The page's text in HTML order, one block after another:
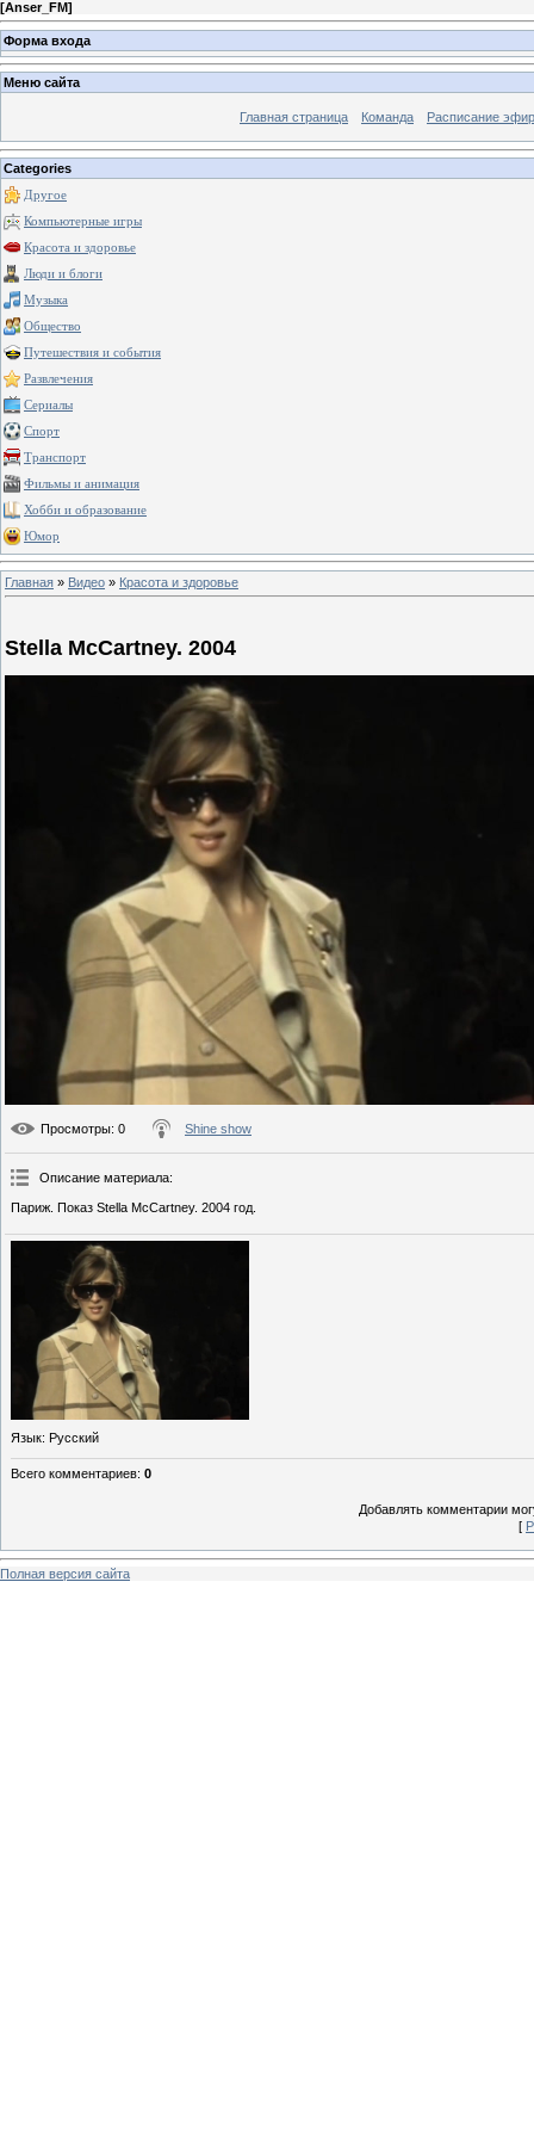
[Anser_FM]
Форма входа
Меню сайта
Главная страница Команда Расписание
Categories
Другое
Компьютерные игры
Красота и здоровье
Люди и блоги
Музыка
Общество
Путешествия и события
Развлечения
Сериалы
Спорт
Транспорт
Фильмы и анимация
Хобби и образование
Юмор
Главная » Видео » Красота и здоровье
Stella McCartney. 2004
Просмотры: 0 Shine show
Описание материала:
Париж. Показ Stella McCartney. 2004 год.
Язык: Русский
Всего комментариев: 0
Добавлять комментарии
[
Полная версия сайта